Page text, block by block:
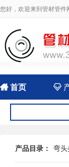
您好，欢迎来到管材管件
首页 
产品目录： 弯头